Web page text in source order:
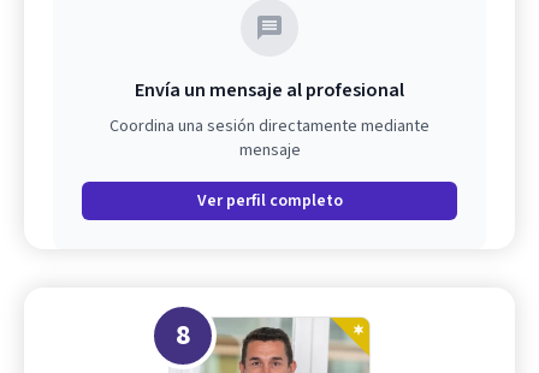
Envía un mensaje al profesional
Coordina una sesión directamente mediante
mensaje
Ver perfil completo
8